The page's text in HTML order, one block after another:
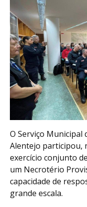
O Serviço Municipal
Alentejo participou,
exercício conjunto
um Necrotério
capacidade de
grande escala.